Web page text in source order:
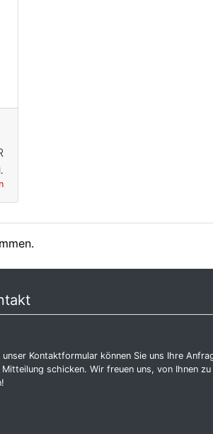
unser Kontaktformular können Sie uns Ihre
schicken. Wir freuen uns, von Ihnen zu